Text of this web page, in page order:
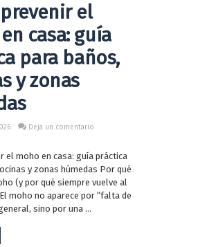
el
casa: guía
para baños,
y zonas
Deja un comentario
el moho en casa: guía práctica
y zonas húmedas Por qué
(y por qué siempre vuelve al
moho no aparece por “falta de
sino por una ...